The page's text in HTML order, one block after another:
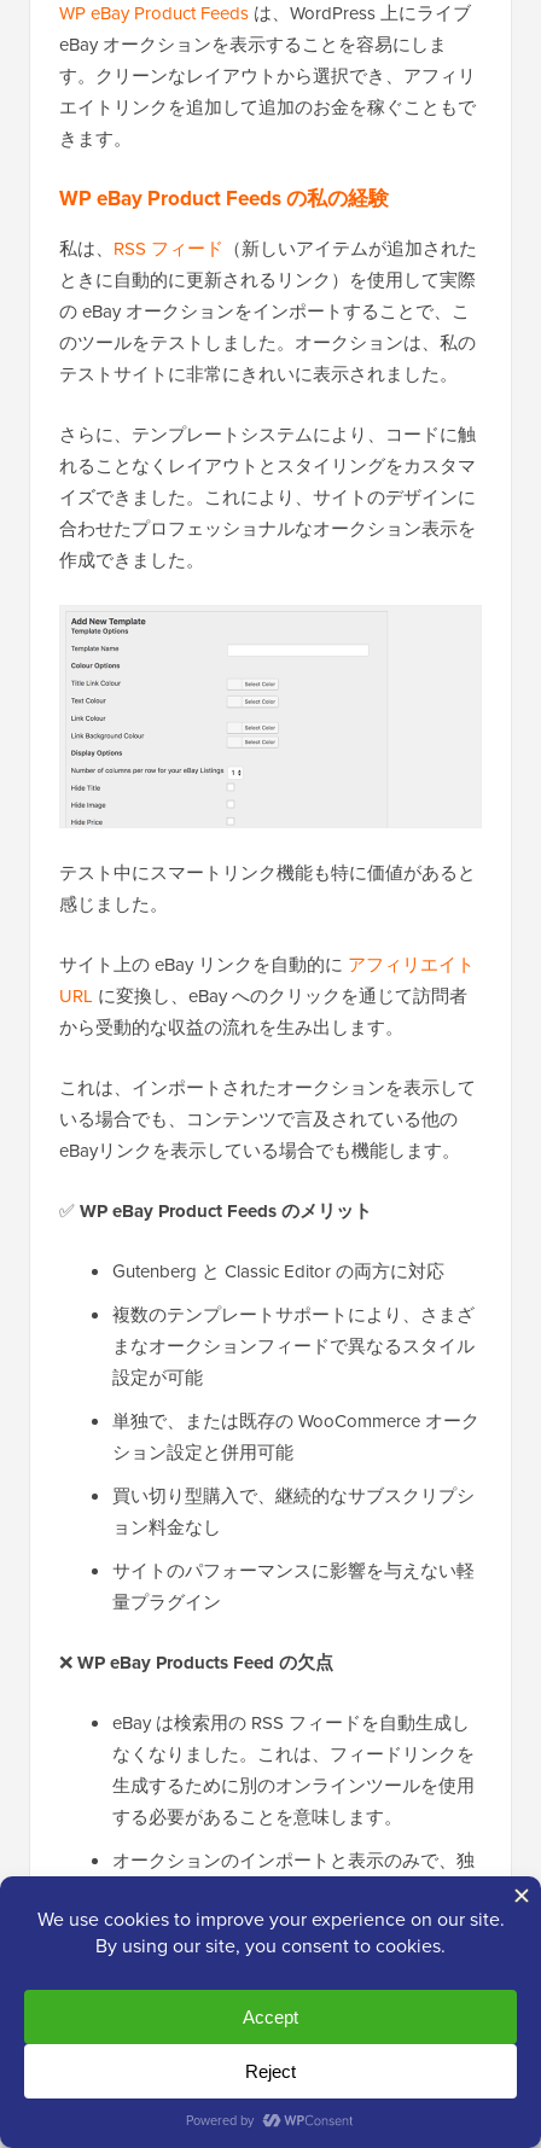
WP eBay Product Feeds は、WordPress 上にライブ
eBay オークションを表示することを容易にしま
す。クリーンなレイアウトから選択でき、アフィリ
エイトリンクを追加して追加のお金を稼ぐこともで
きます。
WP eBay Product Feeds の私の経験
私は、 RSS フィード （新しいアイテムが追加された
ときに自動的に更新されるリンク）を使用して実際
の eBay オークションをインポートすることで、こ
のツールをテストしました。オークションは、私の
テストサイトに非常にきれいに表示されました。
さらに、テンプレートシステムにより、コードに触
れることなくレイアウトとスタイリングをカスタマ
イズできました。これにより、サイトのデザインに
合わせたプロフェッショナルなオークション表示を
作成できました。
テスト中にスマートリンク機能も特に価値があると
感じました。
サイト上の eBay リンクを自動的に アフィリエイト
URL に変換し、eBay へのクリックを通じて訪問者
から受動的な収益の流れを生み出します。
これは、インポートされたオークションを表示して
いる場合でも、コンテンツで言及されている他の
eBayリンクを表示している場合でも機能します。
✅WP eBay Product Feeds のメリット
Gutenberg と Classic Editor の両方に対応
複数のテンプレートサポートにより、さまざ
まなオークションフィードで異なるスタイル
設定が可能
単独で、または既存の WooCommerce オーク
ション設定と併用可能
買い切り型購入で、継続的なサブスクリプシ
ョン料金なし
サイトのパフォーマンスに影響を与えない軽
量プラグイン
❌WP eBay Products Feed の欠点
eBay は検索用の RSS フィードを自動生成し
なくなりました。これは、フィードリンクを
生成するために別のオンラインツールを使用
する必要があることを意味します。
オークションのインポートと表示のみで、独
せん
eBay プラットフォームに限定されています
WP eBay Product Feeds をお勧めする理由:
出品を WordPress サイトに表示してアフィリエイト
手数料を獲得することが主な目的であれば、これは